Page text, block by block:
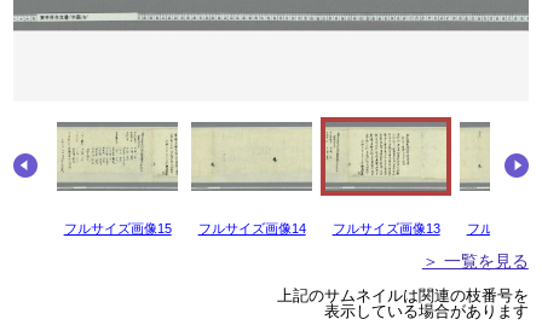
フルサイズ画像15 フルサイズ画像14 フルサイズ画像13 フルサイズ
＞ 一覧を見る
上記のサムネイルは関連の枝番号を
表示している場合があります